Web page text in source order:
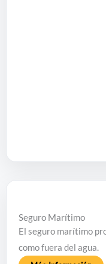
Seguro Marítimo
El seguro marítimo
como fuera del agua.